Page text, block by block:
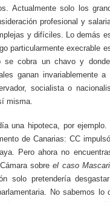
Actualmente solo los
profesional y
y difíciles. Lo demás
particularmente execrable
se cobra un chavo y
ganan invariablemente a
socialista o
misma.
una hipoteca, por ejemplo.
de Canarias: CC
Pero ahora no
sobreel caso
solo pretendería
No sabemos lo